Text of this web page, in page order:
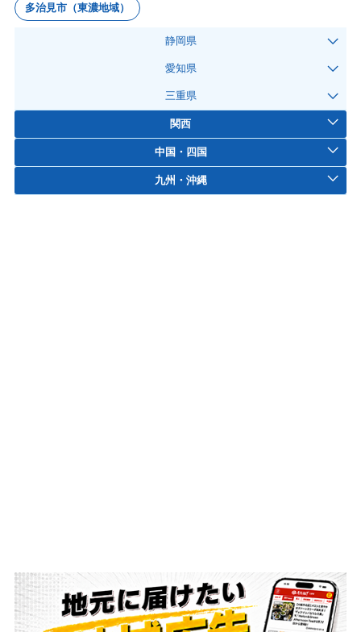
多治見市（東濃地域）
静岡県
愛知県
三重県
関西
中国・四国
九州・沖縄